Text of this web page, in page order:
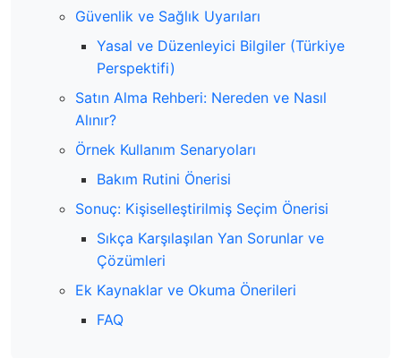
Güvenlik ve Sağlık Uyarıları
Yasal ve Düzenleyici Bilgiler (Türkiye
Perspektifi)
Satın Alma Rehberi: Nereden ve Nasıl
Alınır?
Örnek Kullanım Senaryoları
Bakım Rutini Önerisi
Sonuç: Kişiselleştirilmiş Seçim Önerisi
Sıkça Karşılaşılan Yan Sorunlar ve
Çözümleri
Ek Kaynaklar ve Okuma Önerileri
FAQ